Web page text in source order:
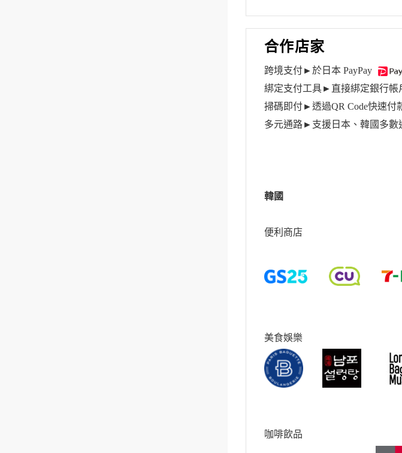
合作店家
跨境支付►於日本 PayPay
綁定支付工具►直接綁定銀行帳
掃碼即付►透過QR Code快速付
多元通路►支援日本、韓國多數
韓國
便利商店
美食娛樂
咖啡飲品